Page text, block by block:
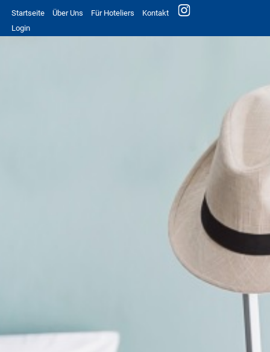
Startseite Über Uns Für Hoteliers
Kontakt
Login